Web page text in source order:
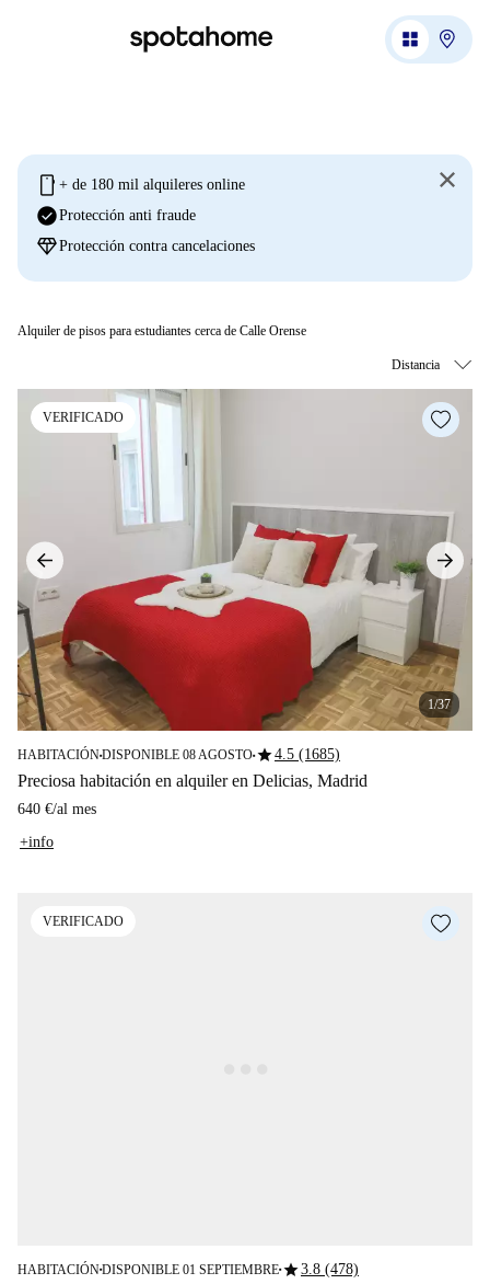
mobile + de 180 mil alquileres online
check_circleProtección anti fraude
diamondProtección contra cancelaciones
Alquiler de pisos para estudiantes cerca de Calle Orense
VERIFICADO
1/37
HABITACIÓN■DISPONIBLE 08 AGOSTO■star4.5 (1685)
Preciosa habitación en alquiler en Delicias, Madrid
640 €/al mes
+info
VERIFICADO
HABITACIÓN■DISPONIBLE 01 SEPTIEMBRE■star3.8 (478)